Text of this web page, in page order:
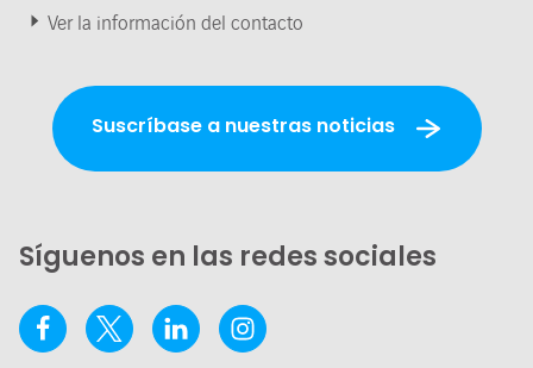
Ver la información del contacto
Suscríbase a nuestras noticias
Síguenos en las redes sociales